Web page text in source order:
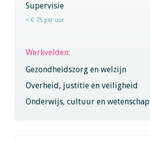
Supervisie
< € 75 per uur
Werkvelden:
Gezondheidszorg en welzijn
Overheid, justitie en veiligheid
Onderwijs, cultuur en wetenschap